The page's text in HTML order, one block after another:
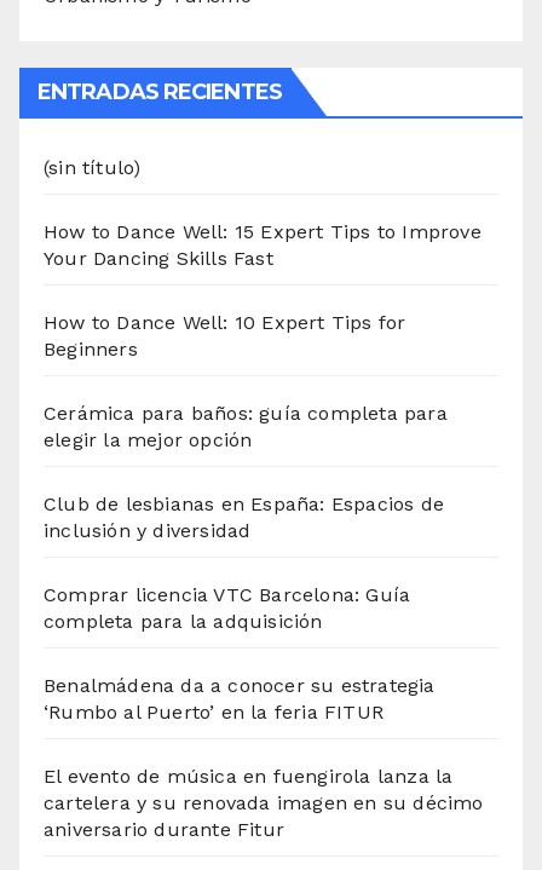
ENTRADAS RECIENTES
(sin título)
How to Dance Well: 15 Expert Tips to Improve
Your Dancing Skills Fast
How to Dance Well: 10 Expert Tips for
Beginners
Cerámica para baños: guía completa para
elegir la mejor opción
Club de lesbianas en España: Espacios de
inclusión y diversidad
Comprar licencia VTC Barcelona: Guía
completa para la adquisición
Benalmádena da a conocer su estrategia
‘Rumbo al Puerto’ en la feria FITUR
El evento de música en fuengirola lanza la
cartelera y su renovada imagen en su décimo
aniversario durante Fitur